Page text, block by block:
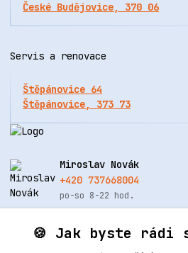
České Budějovice, 370 06
Servis a renovace
Štěpánovice 64
Štěpánovice, 373 73
Miroslav Novák
+420 737668004
po-so 8-22 hod.
info@renovacekuze.cz
🍪 Jak byste rádi